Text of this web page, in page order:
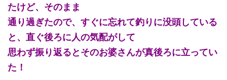
たけど、そのまま
通り過ぎたので、すぐに忘れて釣りに没頭している
と、直ぐ後ろに人の気配がして
思わず振り返るとそのお婆さんが真後ろに立ってい
た！